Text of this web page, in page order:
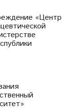
«Центр